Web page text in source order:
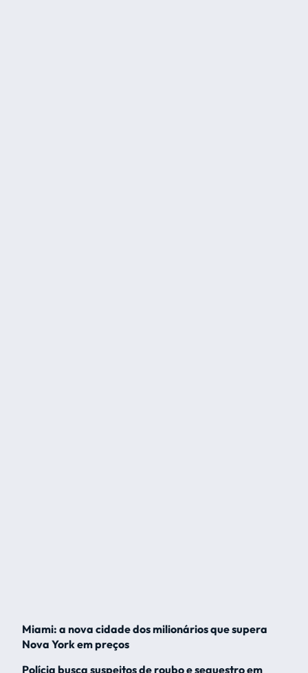
Miami: a nova cidade dos milionários que supera
Nova York em preços
Polícia busca suspeitos de roubo e sequestro em